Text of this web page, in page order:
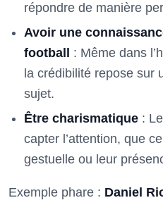
répondre de manière
Avoir une
football
: Même dans
la crédibilité repose sur
sujet.
Être charismatique :
capter l’attention, que
gestuelle ou leur
Exemple phare : Daniel